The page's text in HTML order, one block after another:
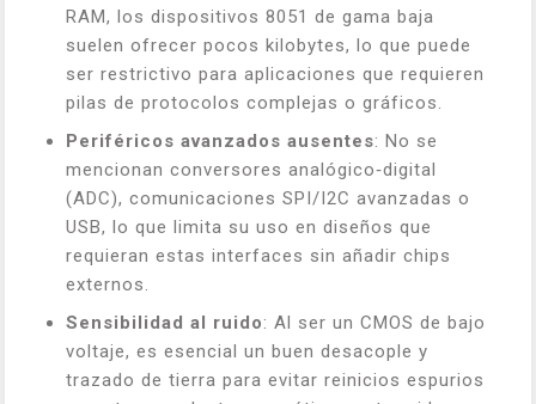
RAM, los dispositivos 8051 de gama baja
suelen ofrecer pocos kilobytes, lo que puede
ser restrictivo para aplicaciones que requieren
pilas de protocolos complejas o gráficos.
Periféricos avanzados ausentes: No se
mencionan conversores analógico‑digital
(ADC), comunicaciones SPI/I2C avanzadas o
USB, lo que limita su uso en diseños que
requieran estas interfaces sin añadir chips
externos.
Sensibilidad al ruido: Al ser un CMOS de bajo
voltaje, es esencial un buen desacople y
trazado de tierra para evitar reinicios espurios